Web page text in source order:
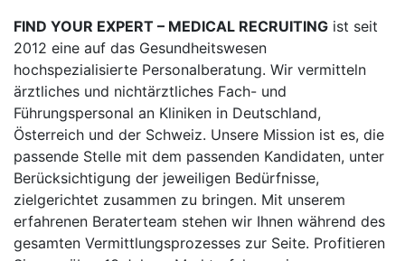
FIND YOUR EXPERT – MEDICAL RECRUITING ist seit
2012 eine auf das Gesundheitswesen
hochspezialisierte Personalberatung. Wir vermitteln
ärztliches und nichtärztliches Fach- und
Führungspersonal an Kliniken in Deutschland,
Österreich und der Schweiz. Unsere Mission ist es, die
passende Stelle mit dem passenden Kandidaten, unter
Berücksichtigung der jeweiligen Bedürfnisse,
zielgerichtet zusammen zu bringen. Mit unserem
erfahrenen Beraterteam stehen wir Ihnen während des
gesamten Vermittlungsprozesses zur Seite. Profitieren